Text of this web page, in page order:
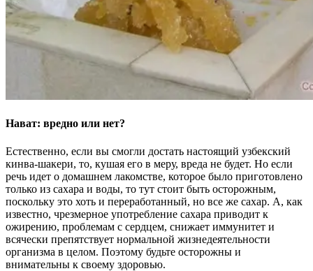
Нават: вредно или нет?
Естественно, если вы смогли достать настоящий узбекский
кинва-шакери, то, кушая его в меру, вреда не будет. Но если
речь идет о домашнем лакомстве, которое было приготовлено
только из сахара и воды, то тут стоит быть осторожным,
поскольку это хоть и переработанный, но все же сахар. А, как
известно, чрезмерное употребление сахара приводит к
ожирению, проблемам с сердцем, снижает иммунитет и
всячески препятствует нормальной жизнедеятельности
организма в целом. Поэтому будьте осторожны и
внимательны к своему здоровью.